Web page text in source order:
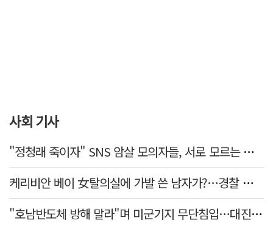
사회 기사
"정청래 죽이자" SNS 암살 모의자들, 서로 모르는 사이였다…檢송치
케리비안 베이 女탈의실에 가발 쓴 남자가?…경찰 추적 중
"호남반도체 방해 말라"며 미군기지 무단침입…대진연 회원 3명 '구속'